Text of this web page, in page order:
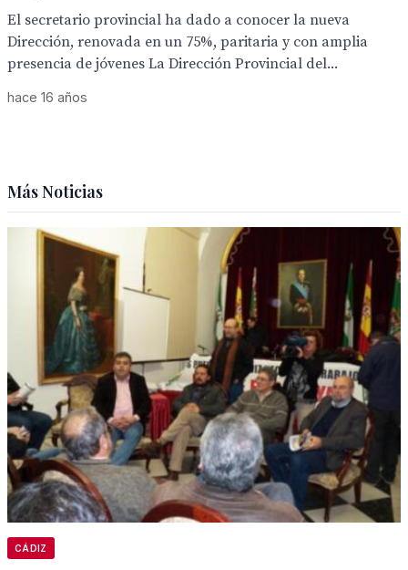
El secretario provincial ha dado a conocer la nueva
Dirección, renovada en un 75%, paritaria y con amplia
presencia de jóvenes La Dirección Provincial del...
hace 16 años
Más Noticias
CÁDIZ